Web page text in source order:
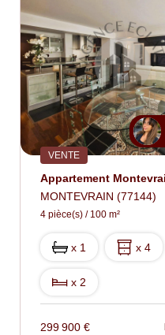
VENTE
MONTEVRAIN (77144)
4 pièce(s) / 100 m²
x 1 x 4
x 2
299 900 €